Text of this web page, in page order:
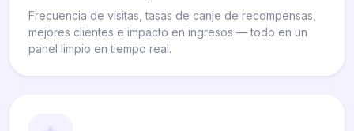
Frecuencia de visitas, tasas de canje de recompensas,
mejores clientes e impacto en ingresos — todo en un
panel limpio en tiempo real.